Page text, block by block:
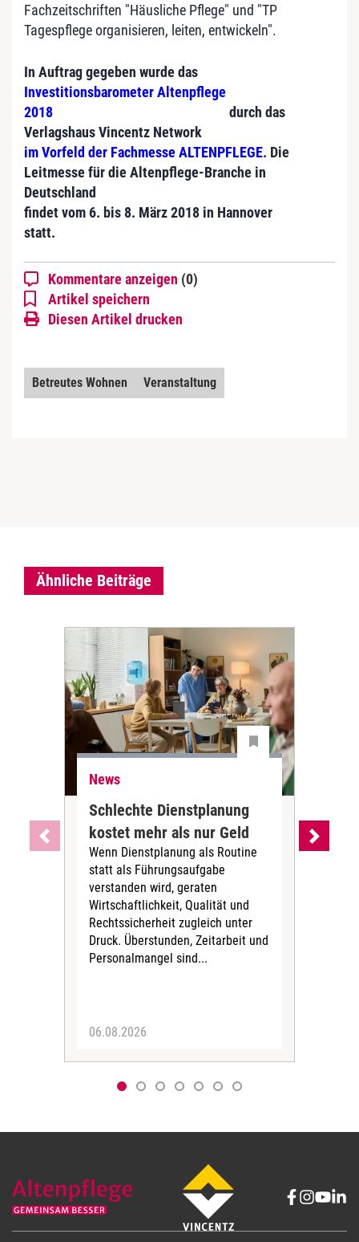
Fachzeitschriften "Häusliche Pflege" und "TP
Tagespflege organisieren, leiten, entwickeln".
In Auftrag gegeben wurde das
Investitionsbarometer Altenpflege
2018
durch das
Verlagshaus Vincentz Network
im Vorfeld der Fachmesse ALTENPFLEGE. Die
Leitmesse für die Altenpflege-Branche in
Deutschland
findet vom 6. bis 8. März 2018 in Hannover
statt.
Kommentare anzeigen (0)
Artikel speichern
Diesen Artikel drucken
Betreutes Wohnen Veranstaltung
Ähnliche Beiträge
News
Schlechte Dienstplanung
kostet mehr als nur Geld
Wenn Dienstplanung als Routine
statt als Führungsaufgabe
verstanden wird, geraten
Wirtschaftlichkeit, Qualität und
Rechtssicherheit zugleich unter
Druck. Überstunden, Zeitarbeit und
Personalmangel sind...
06.08.2026